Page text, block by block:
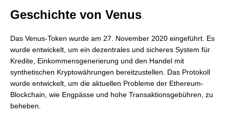
Geschichte von Venus
Das Venus-Token wurde am 27. November 2020 eingeführt. Es
wurde entwickelt, um ein dezentrales und sicheres System für
Kredite, Einkommensgenerierung und den Handel mit
synthetischen Kryptowährungen bereitzustellen. Das Protokoll
wurde entwickelt, um die aktuellen Probleme der Ethereum-
Blockchain, wie Engpässe und hohe Transaktionsgebühren, zu
beheben.